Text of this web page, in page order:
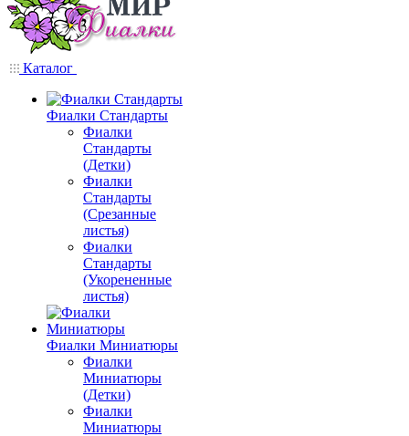
Каталог
Фиалки Стандарты
Фиалки
Стандарты
(Детки)
Фиалки
Стандарты
(Срезанные
листья)
Фиалки
Стандарты
(Укорененные
листья)
Фиалки Миниатюры
Фиалки
Миниатюры
(Детки)
Фиалки
Миниатюры